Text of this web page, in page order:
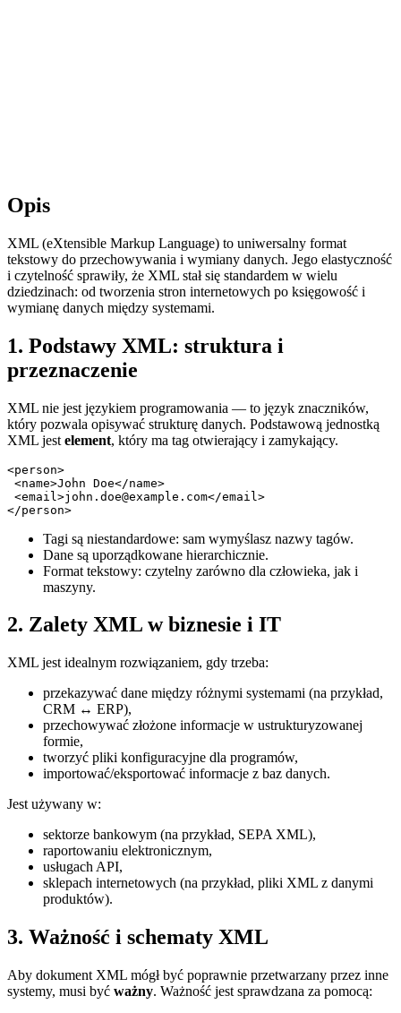
Opis
XML (eXtensible Markup Language) to uniwersalny format
tekstowy do przechowywania i wymiany danych. Jego elastyczność
i czytelność sprawiły, że XML stał się standardem w wielu
dziedzinach: od tworzenia stron internetowych po księgowość i
wymianę danych między systemami.
1. Podstawy XML: struktura i
przeznaczenie
XML nie jest językiem programowania — to język znaczników,
który pozwala opisywać strukturę danych. Podstawową jednostką
XML jest element, który ma tag otwierający i zamykający.
<person>
<name>John Doe</name>
<email>john.doe@example.com</email>
Tagi są niestandardowe: sam wymyślasz nazwy tagów.
Dane są uporządkowane hierarchicznie.
Format tekstowy: czytelny zarówno dla człowieka, jak i
maszyny.
2. Zalety XML w biznesie i IT
XML jest idealnym rozwiązaniem, gdy trzeba:
przekazywać dane między różnymi systemami (na przykład,
CRM ↔ ERP),
przechowywać złożone informacje w ustrukturyzowanej
formie,
tworzyć pliki konfiguracyjne dla programów,
importować/eksportować informacje z baz danych.
Jest używany w:
sektorze bankowym (na przykład, SEPA XML),
raportowaniu elektronicznym,
usługach API,
sklepach internetowych (na przykład, pliki XML z danymi
produktów).
3. Ważność i schematy XML
Aby dokument XML mógł być poprawnie przetwarzany przez inne
systemy, musi być ważny. Ważność jest sprawdzana za pomocą: